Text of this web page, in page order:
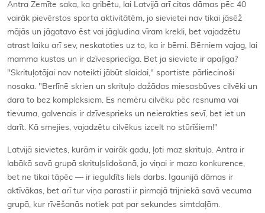
Antra Zemīte saka, ka gribētu, lai Latvijā arī citas dāmas pēc 40
vairāk pievērstos sporta aktivitātēm, jo sievietei nav tikai jāsēž
mājās un jāgatavo ēst vai jāgludina vīram krekli, bet vajadzētu
atrast laiku arī sev, neskatoties uz to, ka ir bērni. Bērniem vajag, lai
mamma kustas un ir dzīvespriecīga. Bet ja sieviete ir apaļīga?
"Skrituļotājai nav noteikti jābūt slaidai," sportiste pārliecinoši
nosaka. "Berlīnē skrien un skrituļo dažādas miesasbūves cilvēki un
dara to bez kompleksiem. Es nemēru cilvēku pēc resnuma vai
tievuma, galvenais ir dzīvesprieks un neierakties sevī, bet iet un
darīt. Kā smejies, vajadzētu cilvēkus izcelt no stūrīšiem!"
Latvijā sievietes, kurām ir vairāk gadu, ļoti maz skrituļo. Antra ir
labākā savā grupā skrituļslidošanā, jo viņai ir maza konkurence,
bet ne tikai tāpēc — ir ieguldīts liels darbs. Igaunijā dāmas ir
aktīvākas, bet arī tur viņa parasti ir pirmajā trijniekā savā vecuma
grupā, kur rīvēšanās notiek pat par sekundes simtdaļām.